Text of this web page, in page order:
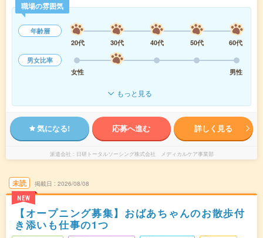
職場の雰囲気
年齢層
20代
30代 40代 50代
60代
男女比率
女性
男性
もっと見る
気になる! 応募へ進む 詳しく見る
派遣会社 日研トータルソーシング株式会社 メディカルケア事業部
未読
NEW
掲載日 2026/08/08
【オープニング募集】おばあちゃんのお散歩付
き添いも仕事の1つ